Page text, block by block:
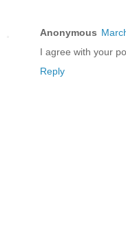
Anonymous
I agree with your
Reply